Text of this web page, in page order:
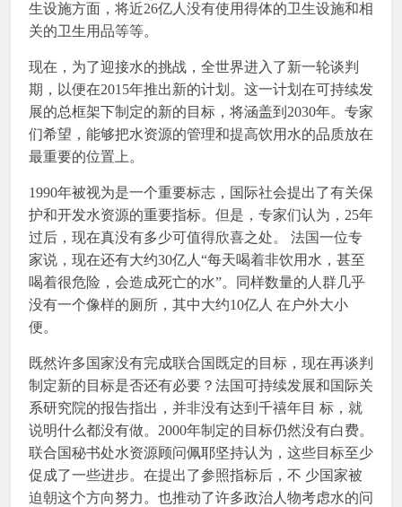
生设施方面，将近26亿人没有使用得体的卫生设施和相
关的卫生用品等等。
现在，为了迎接水的挑战，全世界进入了新一轮谈判
期，以便在2015年推出新的计划。这一计划在可持续发
展的总框架下制定的新的目标，将涵盖到2030年。专家
们希望，能够把水资源的管理和提高饮用水的品质放在
最重要的位置上。
1990年被视为是一个重要标志，国际社会提出了有关保
护和开发水资源的重要指标。但是，专家们认为，25年
过后，现在真没有多少可值得欣喜之处。 法国一位专
家说，现在还有大约30亿人“每天喝着非饮用水，甚至
喝着很危险，会造成死亡的水”。同样数量的人群几乎
没有一个像样的厕所，其中大约10亿人 在户外大小
便。
既然许多国家没有完成联合国既定的目标，现在再谈判
制定新的目标是否还有必要？法国可持续发展和国际关
系研究院的报告指出，并非没有达到千禧年目 标，就
说明什么都没有做。2000年制定的目标仍然没有白费。
联合国秘书处水资源顾问佩耶坚持认为，这些目标至少
促成了一些进步。在提出了参照指标后，不 少国家被
迫朝这个方向努力。也推动了许多政治人物考虑水的问